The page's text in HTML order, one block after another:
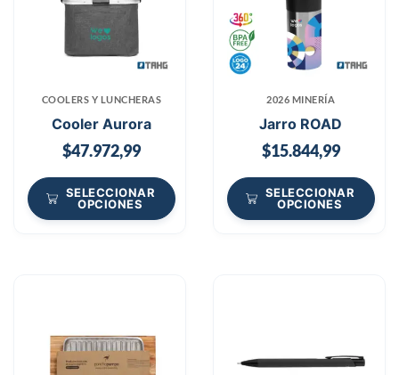
COOLERS Y LUNCHERAS
Cooler Aurora
$47.972,99
SELECCIONAR
OPCIONES
2026 MINERÍA
Jarro ROAD
$15.844,99
SELECCIONAR
OPCIONES